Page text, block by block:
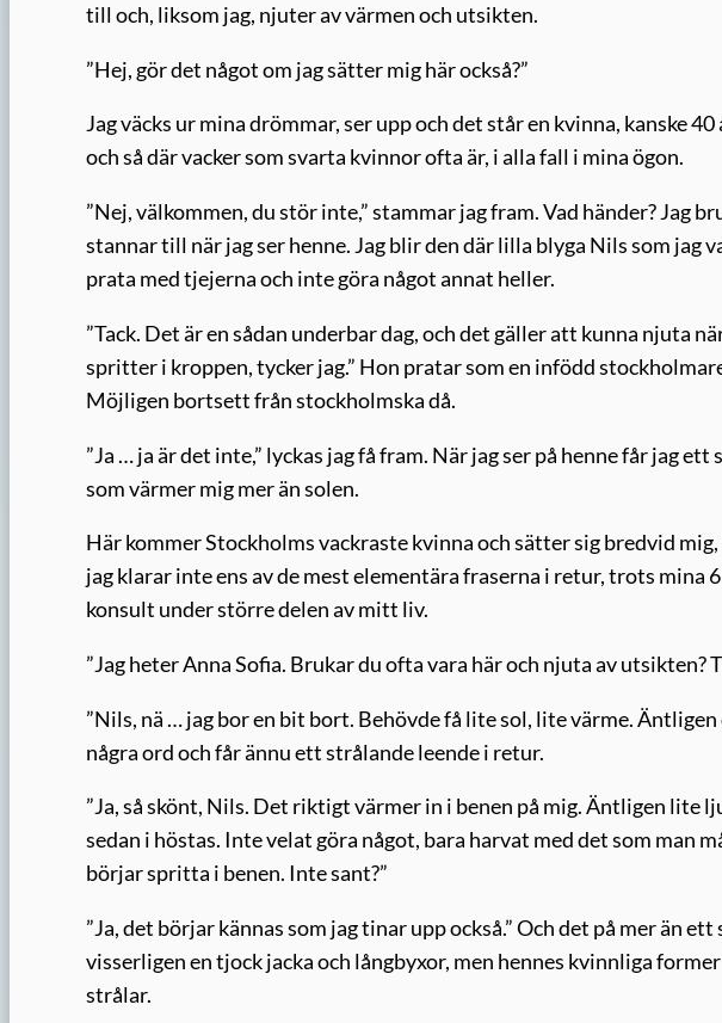
till och, liksom jag, njuter av värmen och utsikten.
”Hej, gör det något om jag sätter mig här också?”
Jag väcks ur mina drömmar, ser upp och det står en kvinna, kanske
och så där vacker som svarta kvinnor ofta är, i alla fall i mina ögon.
”Nej, välkommen, du stör inte,” stammar jag fram. Vad händer? Jag
stannar till när jag ser henne. Jag blir den där lilla blyga Nils som jag
prata med tjejerna och inte göra något annat heller.
”Tack. Det är en sådan underbar dag, och det gäller att kunna njuta
spritter i kroppen, tycker jag.” Hon pratar som en infödd
Möjligen bortsett från stockholmska då.
”Ja … ja är det inte,” lyckas jag få fram. När jag ser på henne får jag
som värmer mig mer än solen.
Här kommer Stockholms vackraste kvinna och sätter sig bredvid
jag klarar inte ens av de mest elementära fraserna i retur, trots mina
konsult under större delen av mitt liv.
”Jag heter Anna Sofia. Brukar du ofta vara här och njuta av utsikten?
”Nils, nä … jag bor en bit bort. Behövde få lite sol, lite värme.
några ord och får ännu ett strålande leende i retur.
”Ja, så skönt, Nils. Det riktigt värmer in i benen på mig. Äntligen lite
sedan i höstas. Inte velat göra något, bara harvat med det som man
börjar spritta i benen. Inte sant?”
”Ja, det börjar kännas som jag tinar upp också.” Och det på mer än
visserligen en tjock jacka och långbyxor, men hennes kvinnliga
strålar.